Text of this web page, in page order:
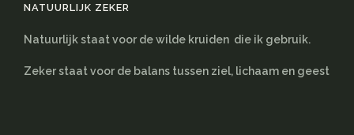
NATUURLIJK ZEKER
Natuurlijk staat voor de wilde kruiden die ik gebruik.
Zeker staat voor de balans tussen ziel, lichaam en geest